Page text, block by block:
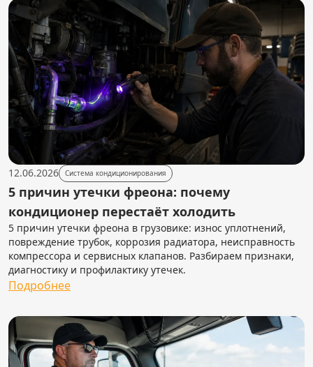
12.06.2026 Система кондиционирования
5 причин утечки фреона: почему
кондиционер перестаёт холодить
5 причин утечки фреона в грузовике: износ уплотнений,
повреждение трубок, коррозия радиатора, неисправность
компрессора и сервисных клапанов. Разбираем признаки,
диагностику и профилактику утечек.
Подробнее